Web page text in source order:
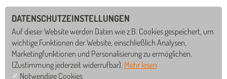
DATENSCHUTZEINSTELLUNGEN
Auf dieser Website werden Daten wie z.B. Cookies gespeichert, um
wichtige Funktionen der Website, einschließlich Analysen,
Marketingfunktionen und Personalisierung zu ermöglichen.
(Zustimmung jederzeit widerrufbar). Mehr lesen
Notwendige Cookies